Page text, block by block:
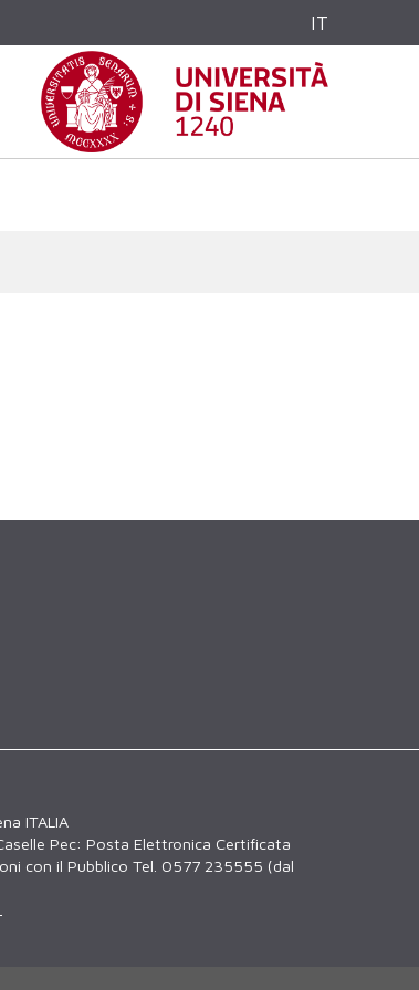
IT
ITALIA
Pec: Posta Elettronica Certificata
con il Pubblico Tel. 0577 235555 (dal